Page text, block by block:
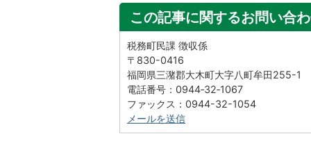
この記事に関するお問い合
税務町民課 徴収係
〒830-0416
福岡県三潴郡大木町大字八町牟田255-1
電話番号：0944‐32‐1067
ファックス：0944-32-1054
メールを送信